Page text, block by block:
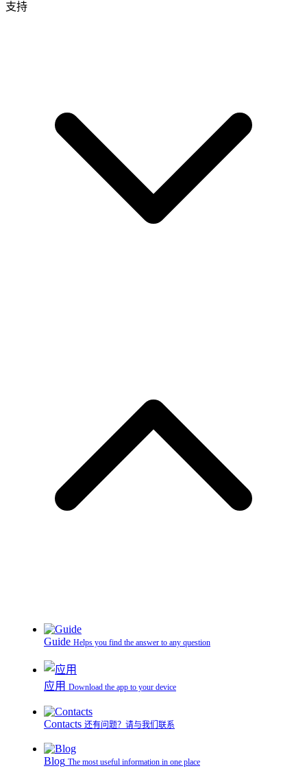
支持
Guide Helps you find the answer to any question
应用 Download the app to your device
Contacts 还有问题？请与我们联系
Blog The most useful information in one place